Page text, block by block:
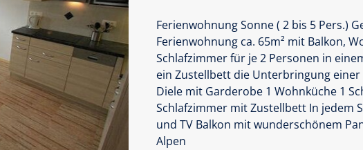
Ferienwohnung Sonne ( 2 bis 5 Pers.)
Ferienwohnung ca. 65m² mit Balkon,
Schlafzimmer für je 2 Personen in
ein Zustellbett die Unterbringung einer
Diele mit Garderobe 1 Wohnküche 1
Schlafzimmer mit Zustellbett In jedem
und TV Balkon mit wunderschönem
Alpen